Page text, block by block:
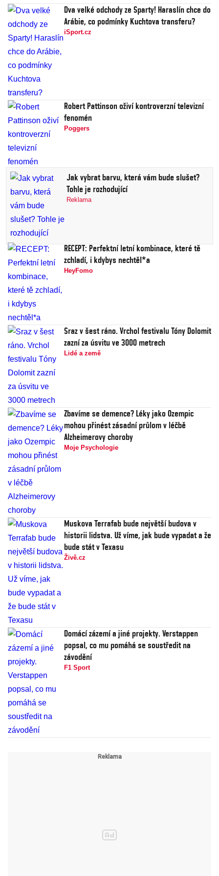
Dva velké odchody ze Sparty! Haraslín chce do
Arábie, co podmínky Kuchtova transferu?
iSport.cz
Robert Pattinson oživí kontroverzní televizní
fenomén
Poggers
Jak vybrat barvu, která vám bude slušet?
Tohle je rozhodující
Reklama
RECEPT: Perfektní letní kombinace, které tě
zchladí, i kdybys nechtěl*a
HeyFomo
Sraz v šest ráno. Vrchol festivalu Tóny Dolomit
zazní za úsvitu ve 3000 metrech
Lidé a země
Zbavíme se demence? Léky jako Ozempic
mohou přinést zásadní průlom v léčbě
Alzheimerovy choroby
Moje Psychologie
Muskova Terrafab bude největší budova v
historii lidstva. Už víme, jak bude vypadat a že
bude stát v Texasu
Živě.cz
Domácí zázemí a jiné projekty. Verstappen
popsal, co mu pomáhá se soustředit na
závodění
F1 Sport